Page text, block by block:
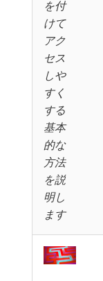
を付
けて
アク
セス
しや
すく
する
基本
的な
方法
を説
明し
ます